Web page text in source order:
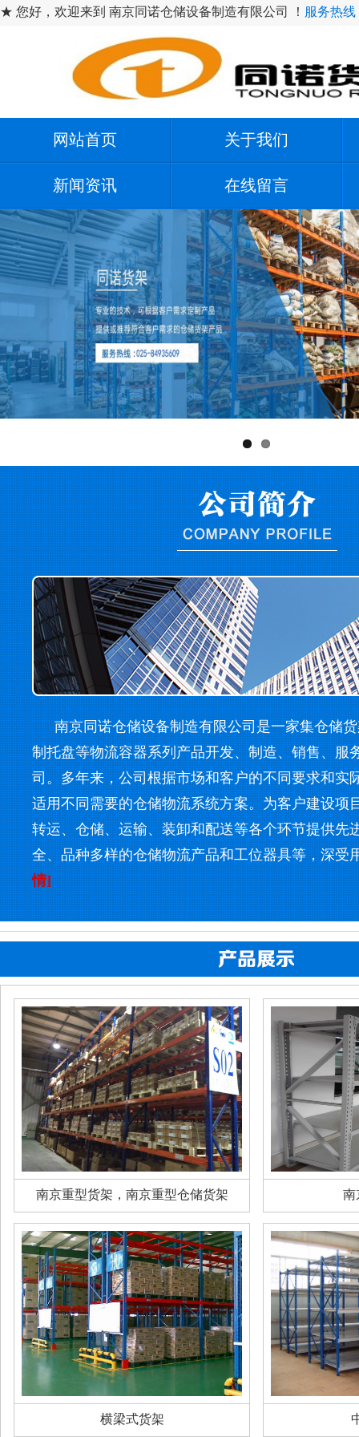
★ 您好，欢迎来到 南京同诺仓储设备制造有限公司 ！ 服务热线
网站首页 关于我们
新闻资讯 在线留言
南京同诺仓储设备制造有限公司是一家集仓储
制托盘等物流容器系列产品开发、制造、销售、服
司。多年来，公司根据市场和客户的不同要求和实
适用不同需要的仓储物流系统方案。为客户建设项
转运、仓储、运输、装卸和配送等各个环节提供先
全、品种多样的仓储物流产品和工位器具等，深受
情]
南京重型货架，南京重型仓储货架 南
横梁式货架